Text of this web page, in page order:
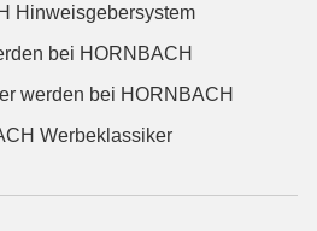
Hinweisgebersystem
bei HORNBACH
werden bei HORNBACH
Werbeklassiker